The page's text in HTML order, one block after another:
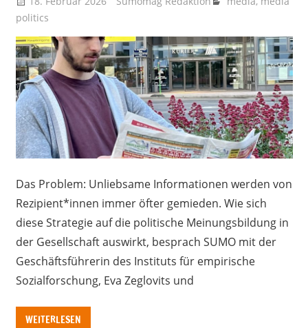
politics
Das Problem: Unliebsame Informationen werden von
Rezipient*innen immer öfter gemieden. Wie sich
diese Strategie auf die politische Meinungsbildung in
der Gesellschaft auswirkt, besprach SUMO mit der
Geschäftsführerin des Instituts für empirische
Sozialforschung, Eva Zeglovits und
WEITERLESEN